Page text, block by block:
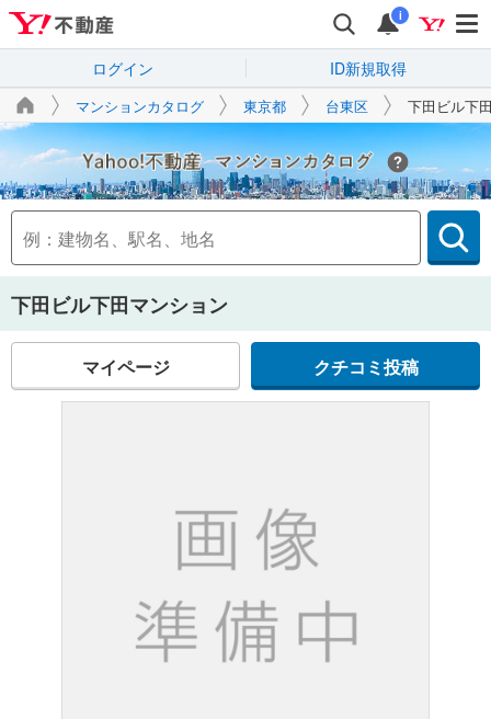
i
ログイン ID新規取得
マンションカタログ 東京都 台東区 下田ビル下
Yahoo!不動産
下田ビル下田マンション
マイページ クチコミ投稿